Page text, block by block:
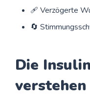
🩹 Verzögerte
🔄
Die
verstehen